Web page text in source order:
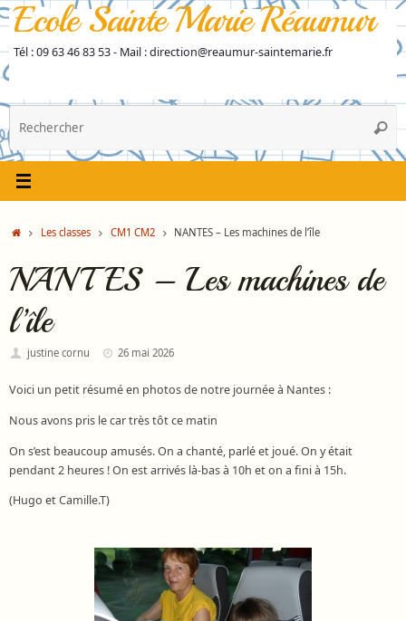
Passer
au
contenu
Ecole Sainte Marie Réaumur
Tél : 09 63 46 83 53 - Mail : direction@reaumur-saintemarie.fr
:
AccueilLes classes CM1 CM2 NANTES – Les machines de l’île
NANTES – Les machines de
l’île
justine cornu 26 mai 2026
Voici un petit résumé en photos de notre journée à Nantes :
Nous avons pris le car très tôt ce matin
On s’est beaucoup amusés. On a chanté, parlé et joué. On y était
pendant 2 heures ! On est arrivés là-bas à 10h et on a fini à 15h.
(Hugo et Camille.T)